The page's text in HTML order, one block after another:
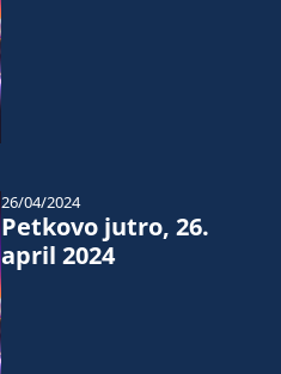
Petkovo jutro, 26.
april 2024
26/04/2024